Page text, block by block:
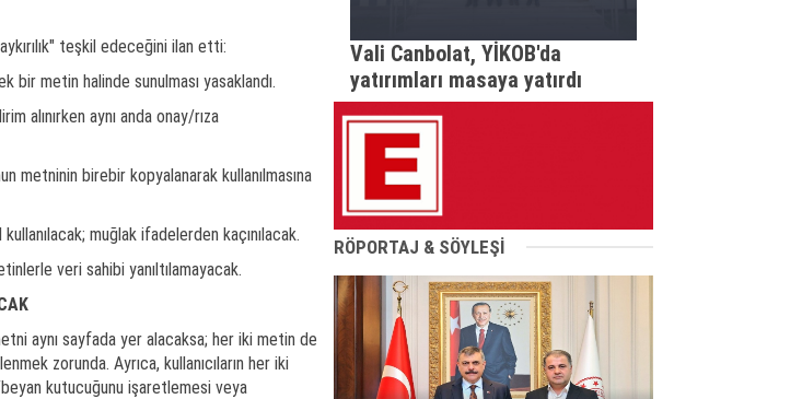
teşkil edeceğini ilan etti:
bir metin halinde sunulması yasaklandı.
alınırken aynı anda onay/rıza
metninin birebir kopyalanarak kullanılmasına
muğlak ifadelerden kaçınılacak.
veri sahibi yanıltılamayacak.
aynı sayfada yer alacaksa; her iki metin de
zorunda. Ayrıca, kullanıcıların her iki
kutucuğunu işaretlemesi veya
Vali Canbolat, YİKOB'da
yatırımları masaya yatırdı
RÖPORTAJ & SÖYLEŞİ